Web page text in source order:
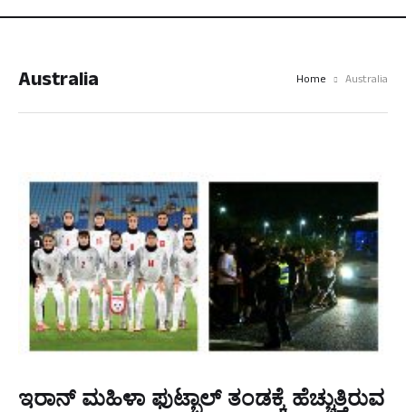
Australia Home Australia
ಇರಾನ್ ಮಹಿಳಾ ಫುಟ್ಬಾಲ್ ತಂಡಕ್ಕೆ ಹೆಚ್ಚುತ್ತಿರುವ